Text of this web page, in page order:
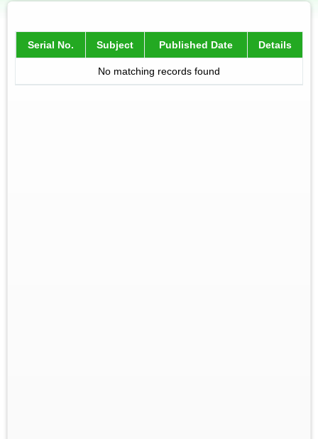
Serial No. Subject Published Date Details
No matching records found